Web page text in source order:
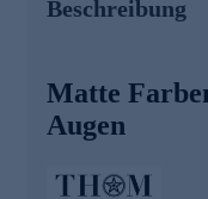
ersten Auftrag und
mit einem reinen
Pearl sorgt für pure
Schimmer.
bestellen.
Beschreibung
Matte
Augen